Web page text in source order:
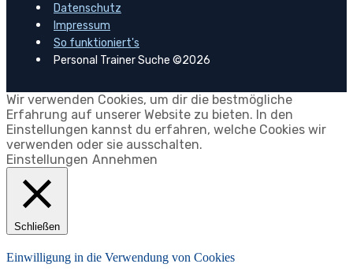
Datenschutz
Impressum
So funktioniert's
Personal Trainer Suche ©2026
Wir verwenden Cookies, um dir die bestmögliche
Erfahrung auf unserer Website zu bieten. In den
Einstellungen kannst du erfahren, welche Cookies wir
verwenden oder sie ausschalten.
Einstellungen Annehmen
Schließen
Einwilligung in die Verwendung von Cookies